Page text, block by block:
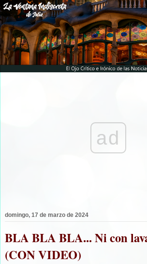
ad
domingo, 17 de marzo de 2024
BLA BLA BLA... Ni con
(CON VIDEO)